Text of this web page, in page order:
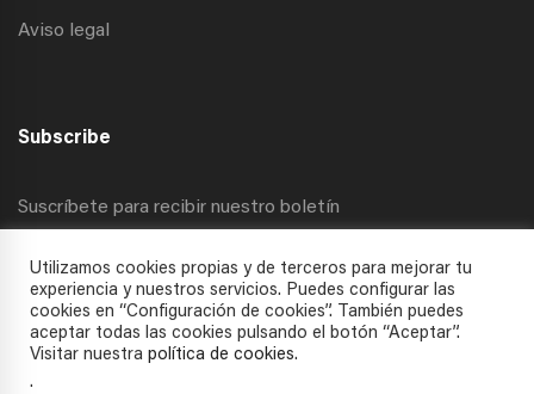
Aviso legal
Subscribe
Suscríbete para recibir nuestro boletín
Utilizamos cookies propias y de terceros para mejorar tu
experiencia y nuestros servicios. Puedes configurar las
cookies en “Configuración de cookies”. También puedes
aceptar todas las cookies pulsando el botón “Aceptar”.
Visitar nuestra política de cookies.
.